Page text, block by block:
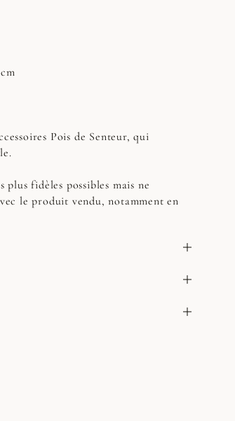
Pois de Senteur, qui
plus fidèles possibles mais ne
le produit vendu, notamment en